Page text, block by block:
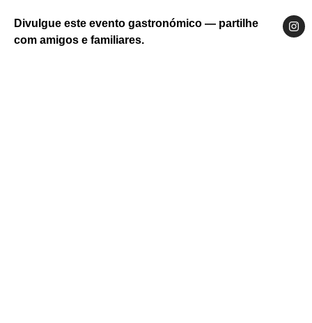
Divulgue este evento gastronómico — partilhe
com amigos e familiares.